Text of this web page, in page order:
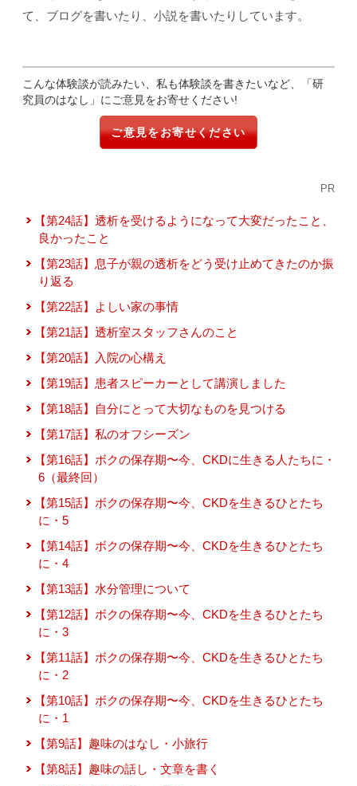
て、ブログを書いたり、小説を書いたりしています。
こんな体験談が読みたい、私も体験談を書きたいなど、「研
究員のはなし」にご意見をお寄せください!
ご意見をお寄せください
PR
【第24話】透析を受けるようになって大変だったこと、
良かったこと
【第23話】息子が親の透析をどう受け止めてきたのか振
り返る
【第22話】よしい家の事情
【第21話】透析室スタッフさんのこと
【第20話】入院の心構え
【第19話】患者スピーカーとして講演しました
【第18話】自分にとって大切なものを見つける
【第17話】私のオフシーズン
【第16話】ボクの保存期〜今、CKDに生きる人たちに・
6（最終回）
【第15話】ボクの保存期〜今、CKDを生きるひとたち
に・5
【第14話】ボクの保存期〜今、CKDを生きるひとたち
に・4
【第13話】水分管理について
【第12話】ボクの保存期〜今、CKDを生きるひとたち
に・3
【第11話】ボクの保存期〜今、CKDを生きるひとたち
に・2
【第10話】ボクの保存期〜今、CKDを生きるひとたち
に・1
【第9話】趣味のはなし・小旅行
【第8話】趣味の話し・文章を書く